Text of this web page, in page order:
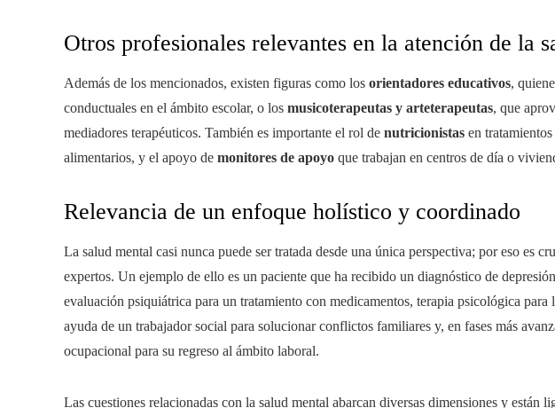
Otros profesionales relevantes en la atención de la
Además de los mencionados, existen figuras como los orientadores educativos,
conductuales en el ámbito escolar, o los musicoterapeutas y arteterapeutas, que
mediadores terapéuticos. También es importante el rol de nutricionistas en
alimentarios, y el apoyo de monitores de apoyo que trabajan en centros de día o
Relevancia de un enfoque holístico y coordinado
La salud mental casi nunca puede ser tratada desde una única perspectiva; por eso es
expertos. Un ejemplo de ello es un paciente que ha recibido un diagnóstico de
evaluación psiquiátrica para un tratamiento con medicamentos, terapia psicológica
ayuda de un trabajador social para solucionar conflictos familiares y, en fases más
ocupacional para su regreso al ámbito laboral.
Las cuestiones relacionadas con la salud mental abarcan diversas dimensiones y están